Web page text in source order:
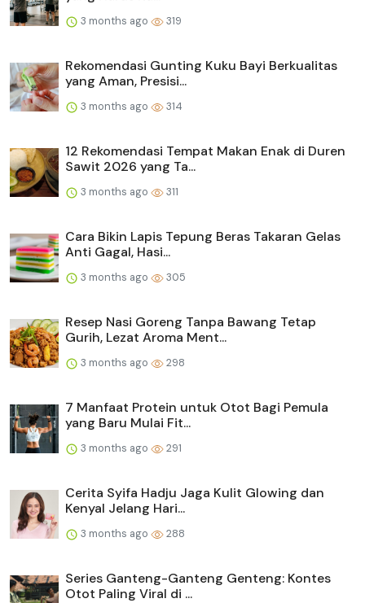
3 months ago 319
Rekomendasi Gunting Kuku Bayi Berkualitas
yang Aman, Presisi...
3 months ago 314
12 Rekomendasi Tempat Makan Enak di Duren
Sawit 2026 yang Ta...
3 months ago 311
Cara Bikin Lapis Tepung Beras Takaran Gelas
Anti Gagal, Hasi...
3 months ago 305
Resep Nasi Goreng Tanpa Bawang Tetap
Gurih, Lezat Aroma Ment...
3 months ago 298
7 Manfaat Protein untuk Otot Bagi Pemula
yang Baru Mulai Fit...
3 months ago 291
Cerita Syifa Hadju Jaga Kulit Glowing dan
Kenyal Jelang Hari...
3 months ago 288
Series Ganteng-Ganteng Genteng: Kontes
Otot Paling Viral di ...